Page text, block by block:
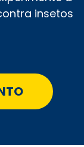
insetos